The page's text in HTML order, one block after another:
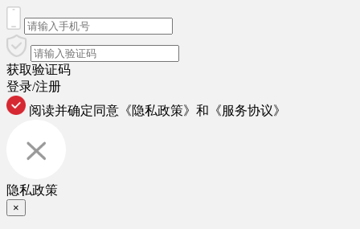
获取验证码
登录/注册
阅读并确定同意 《隐私政策》 和 《服务协议》
隐私政策
×